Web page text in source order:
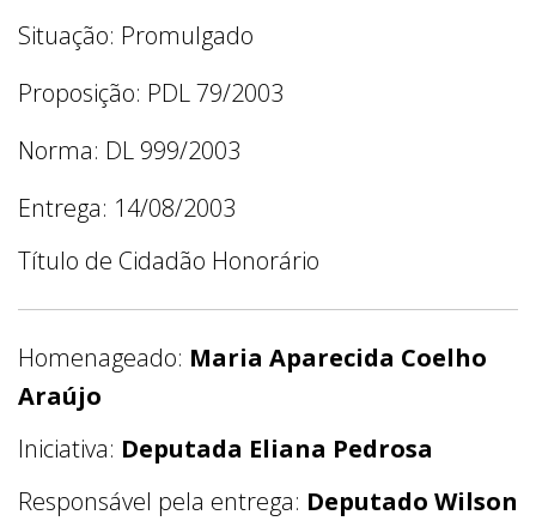
Situação: Promulgado
Proposição: PDL 79/2003
Norma: DL 999/2003
Entrega: 14/08/2003
Título de Cidadão Honorário
Homenageado: Maria Aparecida Coelho
Araújo
Iniciativa: Deputada Eliana Pedrosa
Responsável pela entrega: Deputado Wilson